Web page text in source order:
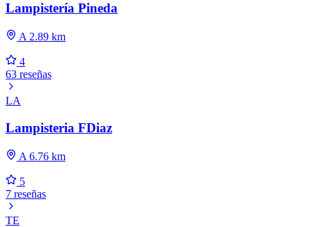
Lampistería Pineda
A 2.89 km
4
63 reseñas
LA
Lampisteria FDiaz
A 6.76 km
5
7 reseñas
TE